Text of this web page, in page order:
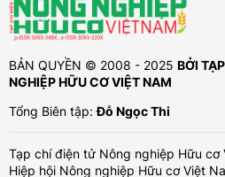
BẢN QUYỀN © 2008 - 2025 BỞI
NGHIỆP HỮU CƠ VIỆT NAM
Tổng Biên tập:Đỗ Ngọc Thi
Tạp chí điện tử Nông nghiệp Hữu cơ
Hiệp hội Nông nghiệp Hữu cơ Việt